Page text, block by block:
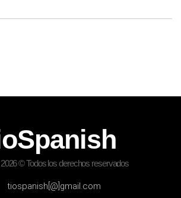
© Todos los derechos reservados
tiospanish[@]gmail.com